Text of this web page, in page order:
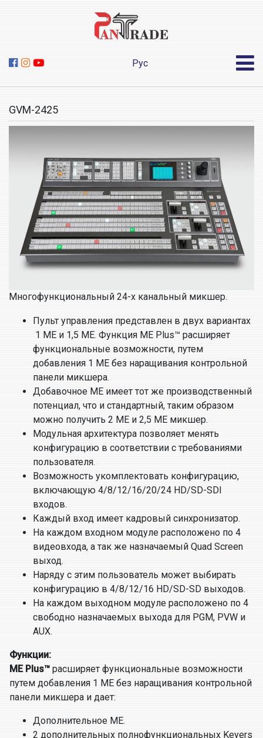
Рус
GVM-2425
Многофункциональный 24-х канальный микшер.
Пульт управления представлен в двух вариантах
1 ME и 1,5 ME. Функция ME Plus™ расширяет
функциональные возможности, путем
добавления 1 МЕ без наращивания контрольной
панели микшера.
Добавочное МЕ имеет тот же производственный
потенциал, что и стандартный, таким образом
можно получить 2 ME и 2,5 ME микшер.
Модульная архитектура позволяет менять
конфигурацию в соответствии с требованиями
пользователя.
Возможность укомплектовать конфигурацию,
включающую 4/8/12/16/20/24 HD/SD-SDI
входов.
Каждый вход имеет кадровый синхронизатор.
На каждом входном модуле расположено по 4
видеовхода, а так же назначаемый Quad Screen
выход.
Наряду с этим пользователь может выбирать
конфигурацию в 4/8/12/16 HD/SD-SD выходов.
На каждом выходном модуле расположено по 4
свободно назначаемых выхода для PGM, PVW и
AUX.
Функции:
ME Plus™ расширяет функциональные возможности
путем добавления 1 МЕ без наращивания контрольной
панели микшера и дает:
Дополнительное ME.
2 дополнительных полнофункциональных Keyers